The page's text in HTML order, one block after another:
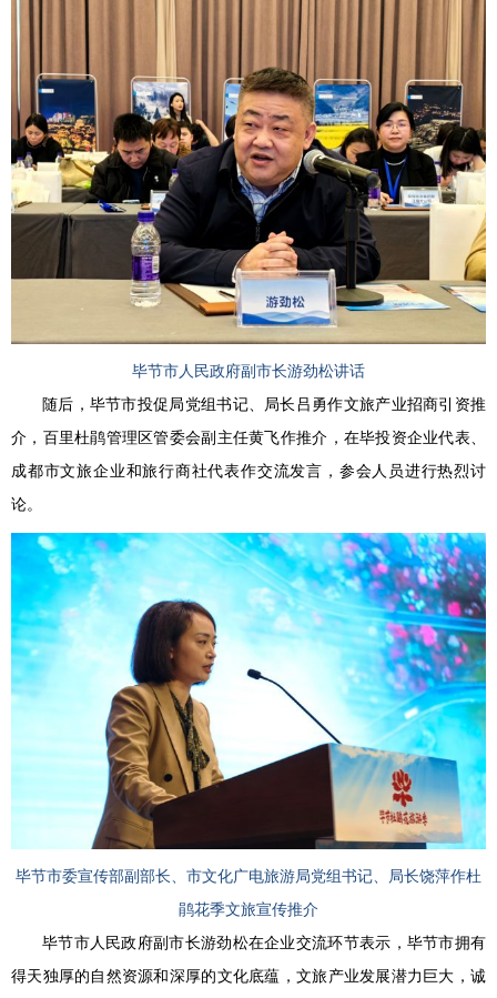
毕节市人民政府副市长游劲松讲话
随后，毕节市投促局党组书记、局长吕勇作文旅产业招商引资推
介，百里杜鹃管理区管委会副主任黄飞作推介，在毕投资企业代表、
成都市文旅企业和旅行商社代表作交流发言，参会人员进行热烈讨
论。
毕节市委宣传部副部长、市文化广电旅游局党组书记、局长饶萍作杜
鹃花季文旅宣传推介
毕节市人民政府副市长游劲松在企业交流环节表示，毕节市拥有
得天独厚的自然资源和深厚的文化底蕴，文旅产业发展潜力巨大，诚